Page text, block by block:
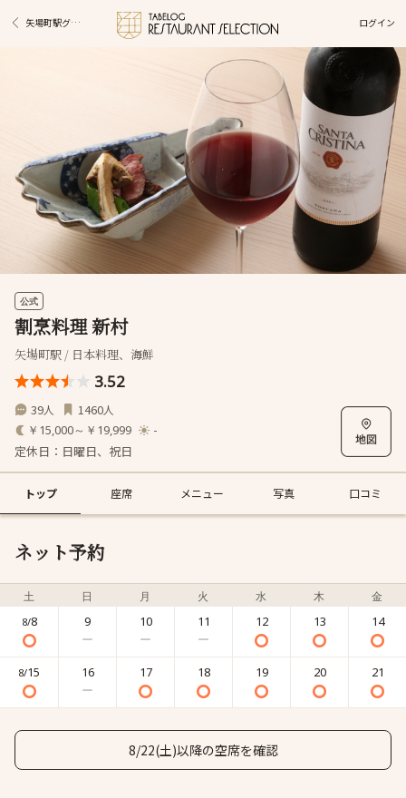
矢場町駅グルメ ログイン
公式
割烹料理 新村
矢場町駅 / 日本料理、海鮮
3.52
39人 1460人
￥15,000～￥19,999 -
定休日：日曜日、祝日
トップ 座席 メニュー 写真 口コミ
ネット予約
土 日 月 火 水 木 金
8/8 9 10 11 12 13 14
8/15 16 17 18 19 20 21
8/22(土)以降の空席を確認